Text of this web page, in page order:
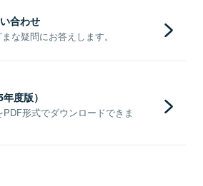
合わせ
な疑問にお答えします。
度版）
形式でダウンロードできま